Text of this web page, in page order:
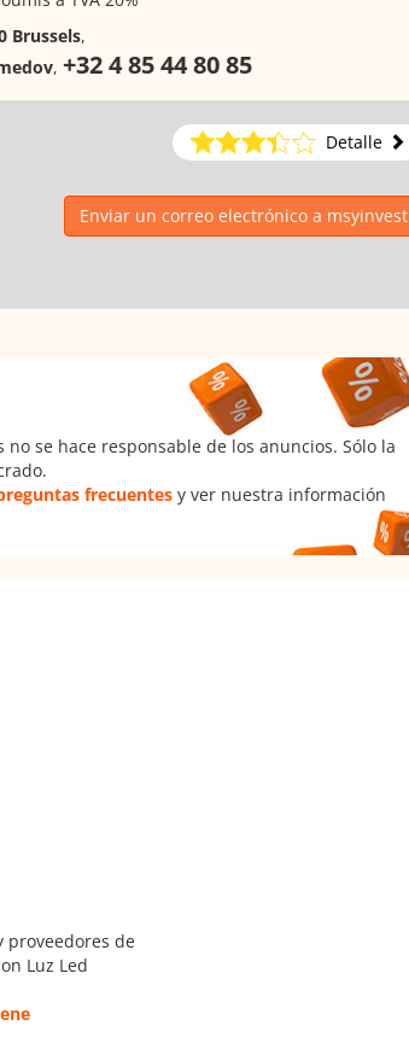
Brussels,
, +32 4 85 44 80 85
Detalle
Enviar un correo electrónico a msyinvest
se hace responsable de los anuncios. Sólo la
frecuentes y ver nuestra información
proveedores de
Luz Led